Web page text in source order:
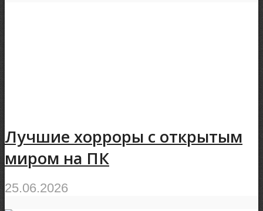
Лучшие хорроры с открытым
миром на ПК
25.06.2026